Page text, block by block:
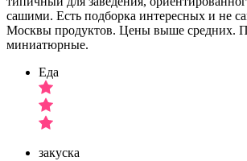
сашими. Есть подборка интересных и не
Москвы продуктов. Цены выше средних.
миниатюрные.
Еда
закуска